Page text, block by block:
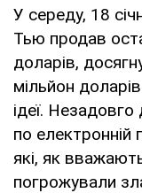
У середу, 18
Тью продав
доларів,
мільйон
ідеї.
по електронній
які, як
погрожували